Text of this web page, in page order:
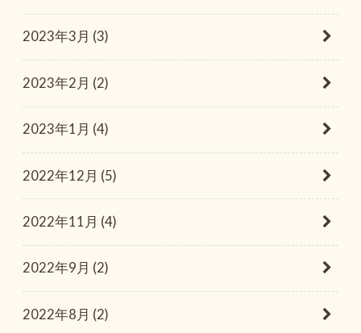
2023年3月 (3)
2023年2月 (2)
2023年1月 (4)
2022年12月 (5)
2022年11月 (4)
2022年9月 (2)
2022年8月 (2)